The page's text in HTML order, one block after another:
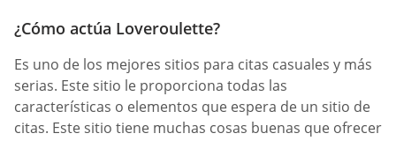
¿Cómo actúa Loveroulette?
Es uno de los mejores sitios para citas casuales y más
serias. Este sitio le proporciona todas las
características o elementos que espera de un sitio de
citas. Este sitio tiene muchas cosas buenas que ofrecer